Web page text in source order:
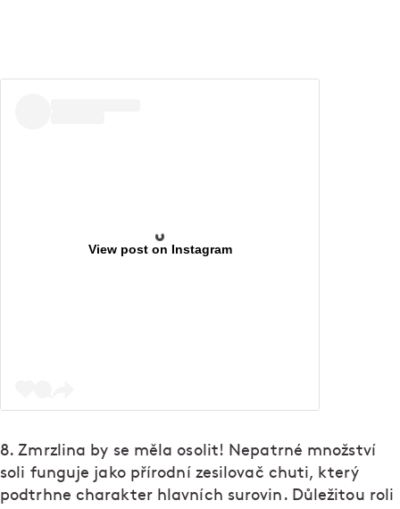
View post on Instagram
8. Zmrzlina by se měla osolit! Nepatrné množství
soli funguje jako přírodní zesilovač chuti, který
podtrhne charakter hlavních surovin. Důležitou roli